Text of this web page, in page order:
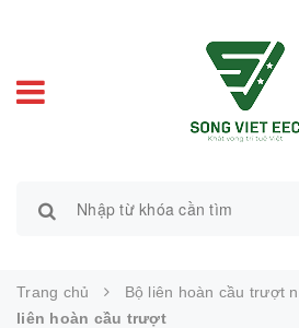
Trang chủ Bộ liên hoàn cầu trượt
liên hoàn cầu trượt